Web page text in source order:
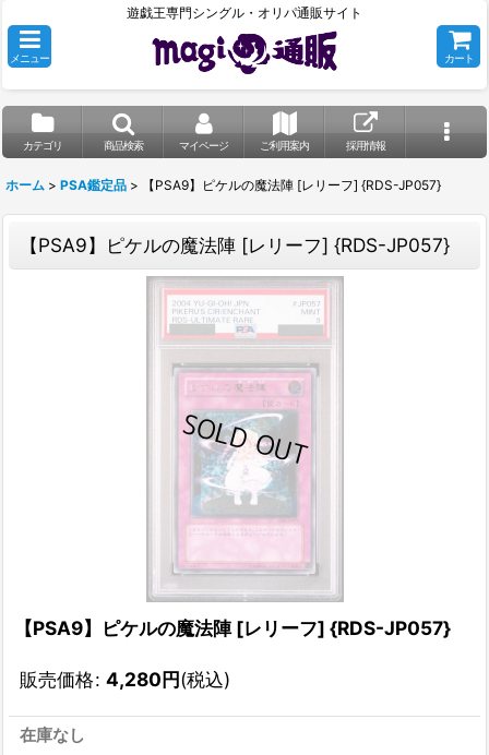
遊戯王専門シングル・オリパ通販サイト
メニュー カート
カテゴリ 商品検索 マイページ ご利用案内 採用情報
ホーム > PSA鑑定品 > 【PSA9】ピケルの魔法陣 [レリーフ] {RDS-JP057}
【PSA9】ピケルの魔法陣 [レリーフ] {RDS-JP057}
【PSA9】ピケルの魔法陣 [レリーフ] {RDS-JP057}
販売価格: 4,280円(税込)
在庫なし